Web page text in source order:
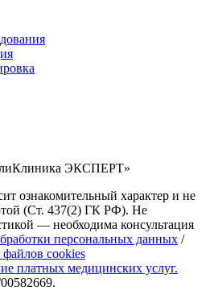
ЭКСПЕРТ»
ознакомительный характер и не
(Ст. 437(2) ГК РФ). Не
— необходима консультация
персональных данных /
cookies
платных медицинских услуг.